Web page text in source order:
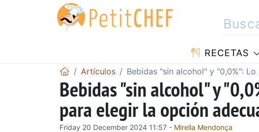
RECETAS
Artículos Bebidas "sin alcohol" y "0,0%":
Bebidas "sin alcohol" y
para elegir la opción
Friday 20 December 2024 11:57 - Mirella Mendonça